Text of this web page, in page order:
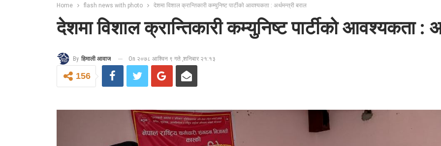
Home flash news with photo देशमा विशाल क्रान्तिकारी कम्युनिष्ट पार्टीको आवश्यकता : अर्थमन्त्री बराल
देशमा विशाल क्रान्तिकारी कम्युनिष्ट पार्टीको आवश्यकता :
By हिमाली आवाज On २०७८ आश्विन ९ गते ,शनिबार २१:१३
156